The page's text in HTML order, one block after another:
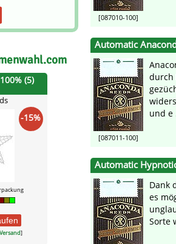
(5)
-15%
Versand]
[087010-100]
Automatic
[087011-100]
durch
und e
Automatic
Dank
es
Sorte